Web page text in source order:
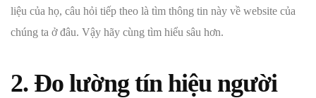
liệu của họ, câu hỏi tiếp theo là tìm thông tin này về website của
chúng ta ở đâu. Vậy hãy cùng tìm hiểu sâu hơn.
2. Đo lường tín hiệu người